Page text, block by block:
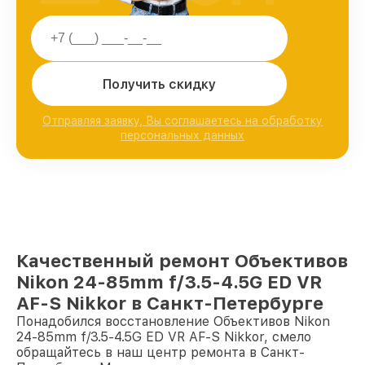
Получить скидку
Отправляя заявку, Вы соглашаетесь на обработку
персональных данных
Качественный ремонт Объективов
Nikon 24-85mm f/3.5-4.5G ED VR
AF-S Nikkor в Санкт-Петербурге
Понадобился восстановление Объективов Nikon
24-85mm f/3.5-4.5G ED VR AF-S Nikkor, смело
обращайтесь в наш центр ремонта в Санкт-